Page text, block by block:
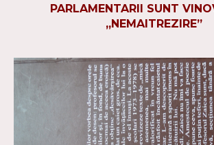
PARLAMENTARII SUNT
„NEMAITREZIRE”